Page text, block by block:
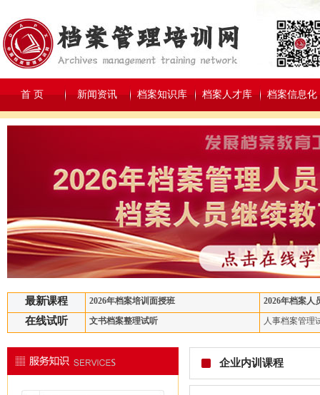
首 页 新闻资讯 档案知识库 档案人才库 档案信息化
最新课程 2026年档案培训面授班 2026年档案人
在线试听 文书档案整理试听 人事档案管理
企业内训课程